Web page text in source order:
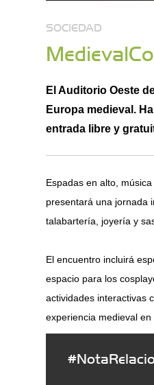
SOCIEDAD
El Auditorio Oeste
Europa medieval.
entrada libre y
Espadas en alto,
presentará una jornada
talabartería, joyería y
El encuentro incluirá
espacio para los
actividades interactivas
experiencia medieval en